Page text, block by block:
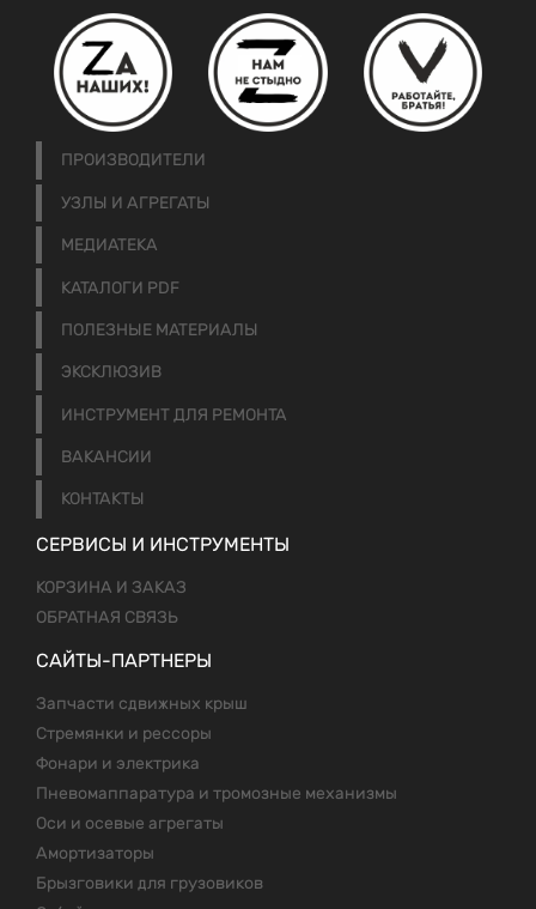
ПРОИЗВОДИТЕЛИ
УЗЛЫ И АГРЕГАТЫ
МЕДИАТЕКА
КАТАЛОГИ PDF
ПОЛЕЗНЫЕ МАТЕРИАЛЫ
ЭКСКЛЮЗИВ
ИНСТРУМЕНТ ДЛЯ РЕМОНТА
ВАКАНСИИ
КОНТАКТЫ
СЕРВИСЫ И ИНСТРУМЕНТЫ
КОРЗИНА И ЗАКАЗ
ОБРАТНАЯ СВЯЗЬ
САЙТЫ-ПАРТНЕРЫ
Запчасти сдвижных крыш
Стремянки и рессоры
Фонари и электрика
Пневомаппаратура и тромозные механизмы
Оси и осевые агрегаты
Амортизаторы
Брызговики для грузовиков